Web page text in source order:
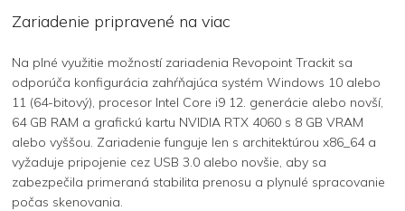
Zariadenie pripravené na viac
Na plné využitie možností zariadenia Revopoint Trackit sa
odporúča konfigurácia zahŕňajúca systém Windows 10 alebo
11 (64-bitový), procesor Intel Core i9 12. generácie alebo novší,
64 GB RAM a grafickú kartu NVIDIA RTX 4060 s 8 GB VRAM
alebo vyššou. Zariadenie funguje len s architektúrou x86_64 a
vyžaduje pripojenie cez USB 3.0 alebo novšie, aby sa
zabezpečila primeraná stabilita prenosu a plynulé spracovanie
počas skenovania.